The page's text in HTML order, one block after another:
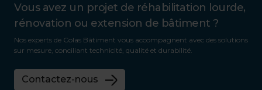
Vous avez un projet de réhabilitation lourde,
rénovation ou extension de bâtiment ?
Nos experts de Colas Bâtiment vous accompagnent avec des solutions
sur mesure, conciliant technicité, qualité et durabilité.
Contactez-nous